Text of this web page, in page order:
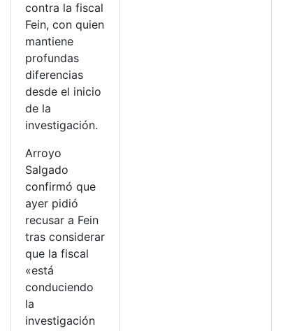
contra la fiscal
Fein, con quien
mantiene
profundas
diferencias
desde el inicio
de la
investigación.
Arroyo
Salgado
confirmó que
ayer pidió
recusar a Fein
tras considerar
que la fiscal
«está
conduciendo
la
investigación